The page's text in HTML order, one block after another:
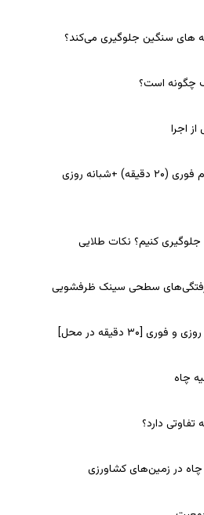
های سنگین جلوگیری می‌کند؟
چگونه است؟
اجرا
لوله بازکنی در شهرک غرب؛ اعزام فوری (۲۰ دقیقه) +شبانه روزی
کنیم؟ نکات طلایی
[۳۰ دقیقه در محل]
چاه
دارد؟
در زمین‌های کشاورزی